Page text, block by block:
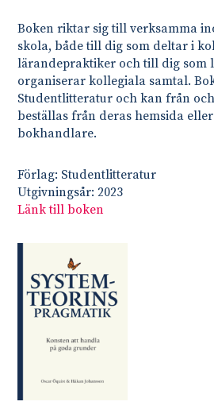
Boken riktar sig till verksamma
skola, både till dig som deltar i
lärandepraktiker och till dig som
organiserar kollegiala samtal.
Studentlitteratur och kan från
beställas från deras hemsida
bokhandlare.
Förlag: Studentlitteratur
Utgivningsår: 2023
Länk till boken